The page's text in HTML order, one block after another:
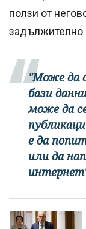
ползи от
задължително
"Може да
бази
може да
е да
или да